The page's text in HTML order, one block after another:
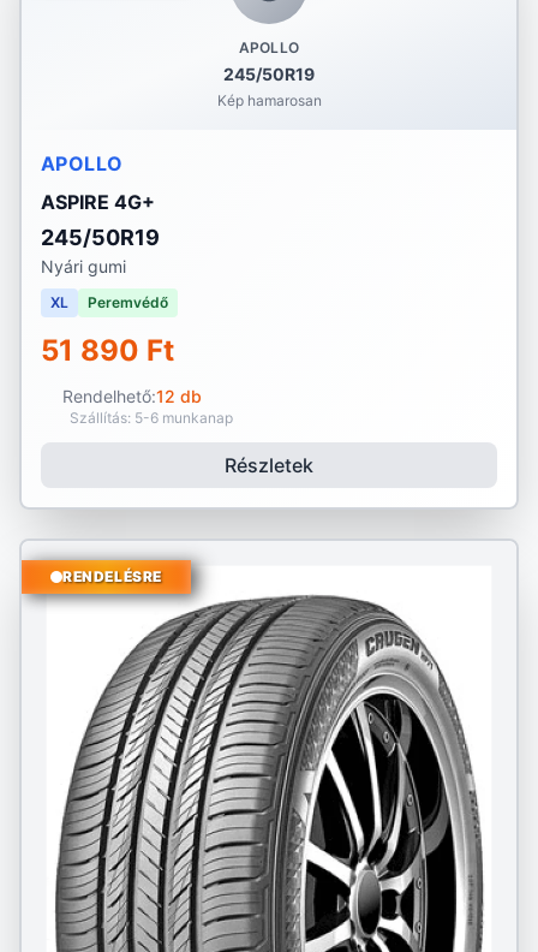
APOLLO
245/50R19
Kép hamarosan
APOLLO
ASPIRE 4G+
245/50R19
Nyári gumi
XL Peremvédő
51 890 Ft
Rendelhető:12 db
Szállítás: 5-6 munkanap
Részletek
RENDELÉSRE